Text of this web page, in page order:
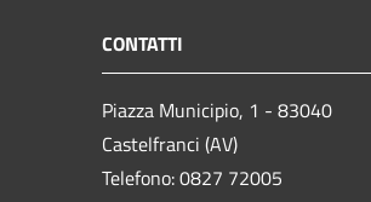
CONTATTI
Piazza Municipio, 1 - 83040
Castelfranci (AV)
Telefono: 0827 72005